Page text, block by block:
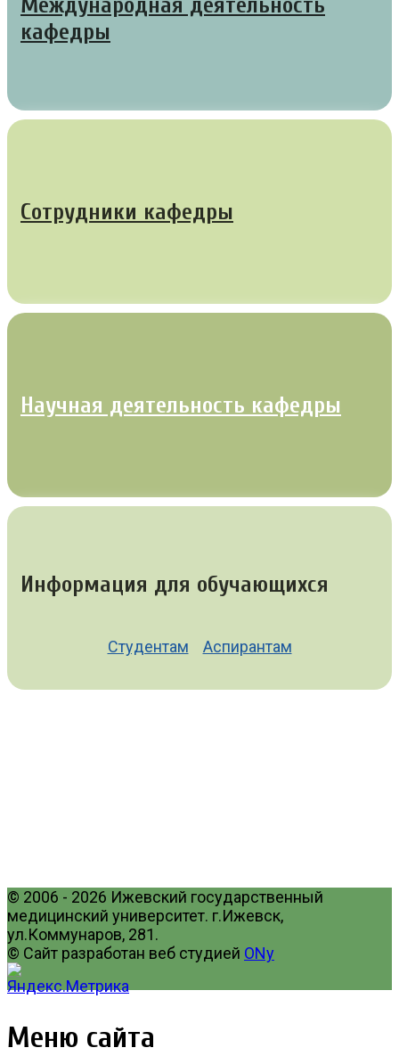
Международная деятельность
кафедры
Сотрудники кафедры
Научная деятельность кафедры
Информация для обучающихся
Студентам Аспирантам
© 2006 - 2026 Ижевский государственный
медицинский университет. г.Ижевск,
ул.Коммунаров, 281.
© Сайт разработан веб студией ONy
Меню сайта